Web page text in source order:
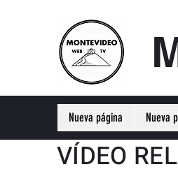
VÍDEO
Nueva página Nueva